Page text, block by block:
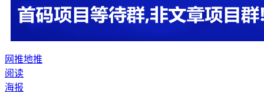
网推地推
阅读
海报